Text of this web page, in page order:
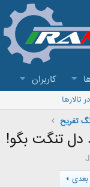
کاربران
تالارها
تفريح
تنگت بگو!
بعدی